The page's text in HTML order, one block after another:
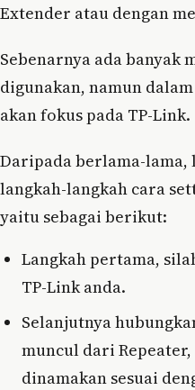
Extender atau dengan
Sebenarnya ada banyak
digunakan, namun
akan fokus pada TP-Link.
Daripada berlama-lama,
langkah-langkah cara
yaitu sebagai berikut:
Langkah pertama,
TP-Link anda.
Selanjutnya
muncul dari
dinamakan sesuai